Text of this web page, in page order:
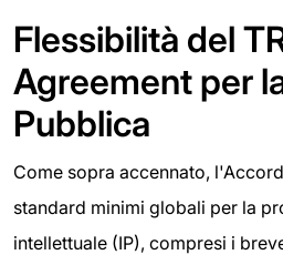
Flessibilità del
Agreement per
Pubblica
Come sopra accennato,
standard minimi globali per la
intellettuale (IP), compresi i